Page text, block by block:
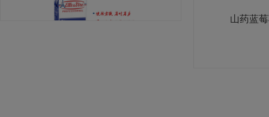
规格: 12盒×970克 / 箱
山药蓝